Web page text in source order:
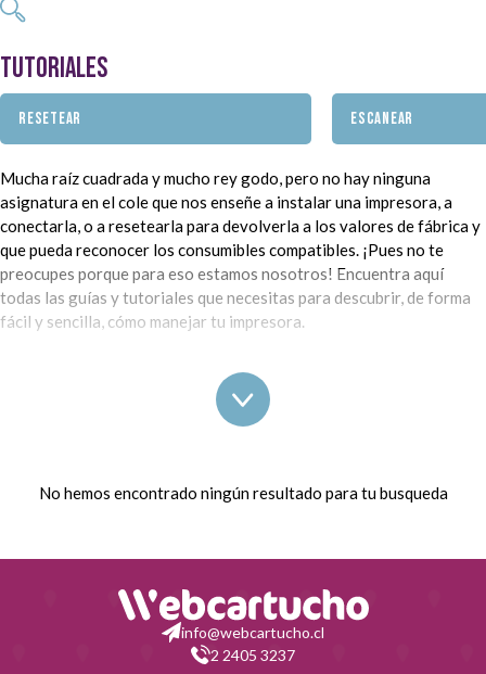
Tutoriales
RESETEAR ESCANEAR
Mucha raíz cuadrada y mucho rey godo, pero no hay ninguna
asignatura en el cole que nos enseñe a instalar una impresora, a
conectarla, o a resetearla para devolverla a los valores de fábrica y
que pueda reconocer los consumibles compatibles. ¡Pues no te
preocupes porque para eso estamos nosotros! Encuentra aquí
todas las guías y tutoriales que necesitas para descubrir, de forma
fácil y sencilla, cómo manejar tu impresora.
Tipos de artículos disponibles dentro de los tutoriales para usar
impresoras:
cómo resetear el contador de los tóners TN2410 y TN2420? Aquí
te lo contamos. ¿Necesitas escanear desde una impresora HP y que
decimos cómo. ¿Tienes que cambiar un cartucho o instalar tu nueva
Guías para resetear impresoras y consumibles
mayoría de los casos necesitamos resetear la impresora
No hemos encontrado ningún resultado para tu busqueda
info@webcartucho.cl
2 2405 3237